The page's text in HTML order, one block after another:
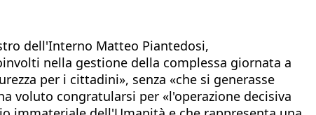
dell'Interno Matteo Piantedosi,
nella gestione della complessa giornata a
per i cittadini», senza «che si generasse
voluto congratularsi per «l'operazione decisiva